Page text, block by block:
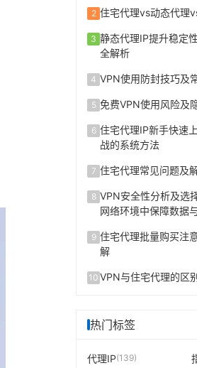
2 住宅代理vs动态代理
3 静态代理IP提升稳定
全解析
4 VPN使用防封技巧及
5 免费VPN使用风险及
6 住宅代理IP新手快速
战的系统方法
7 住宅代理常见问题及
8 VPN安全性分析及选
网络环境中保障数据
9 住宅代理批量购买注
解
10 VPN与住宅代理的区
热门标签
代理IP(139)